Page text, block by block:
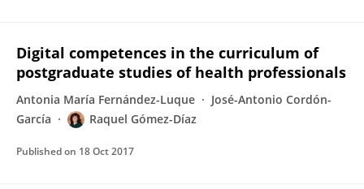
Digital competences in the curriculum of
postgraduate studies of health professionals
Antonia María Fernández-Luque
José-Antonio Cordón-
García
Raquel Gómez-Díaz
Published on 18 Oct 2017